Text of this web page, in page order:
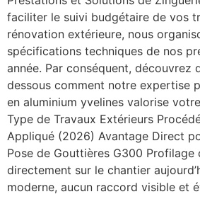
faciliter le suivi budgétaire de vos
rénovation extérieure, nous
spécifications techniques de nos
année. Par conséquent, découvrez
dessous comment notre expertise
en aluminium yvelines valorise
Type de Travaux Extérieurs
Appliqué (2026) Avantage Direct
Pose de Gouttières G300 Profilage
directement sur le chantier
moderne, aucun raccord visible et